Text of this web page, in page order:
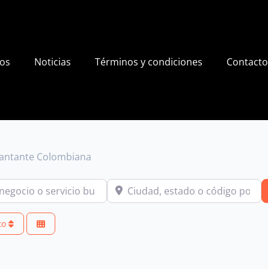
Noticias Términos y condiciones Contacto
Colombiana
o servicio buscas? Ciudad, estado o código postal